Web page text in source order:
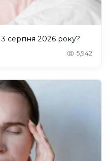
3 серпня 2026 року?
5,942